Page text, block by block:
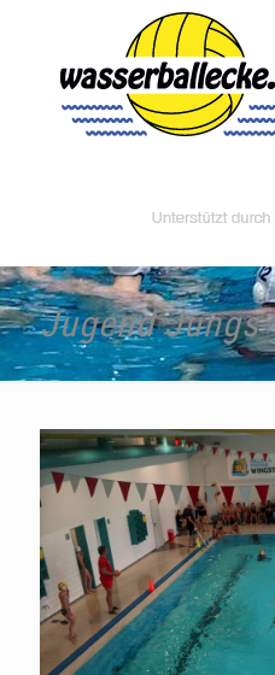
Jugend Jungs